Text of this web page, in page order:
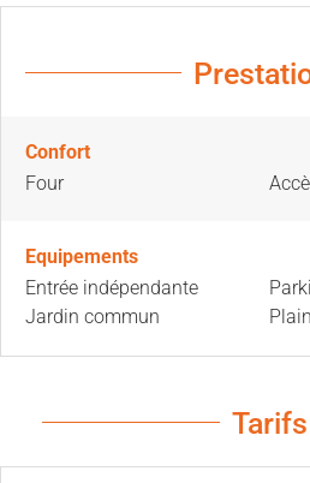
Confort
Four
Equipements
Entrée indépendante
Jardin commun
Tarifs